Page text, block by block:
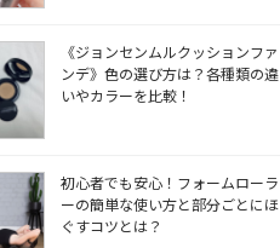
《ジョンセンムルクッションファ
ンデ》色の選び方は？各種類の違
いやカラーを比較！
初心者でも安心！フォームローラ
ーの簡単な使い方と部分ごとにほ
ぐすコツとは？